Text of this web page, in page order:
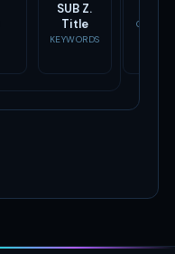
SUB Z.
Title
KEYWORDS
OG